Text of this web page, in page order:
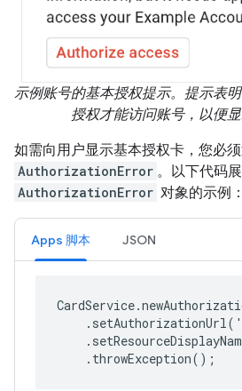
示例账号的基本授权提示。提示表
授权才能访问账号，以便显
如需向用户显示基本授权卡，您必
AuthorizationError 。以下代码
AuthorizationError 对象的示例：
Apps 脚本 JSON
    .setAuthorizationUrl('
    .throwException();